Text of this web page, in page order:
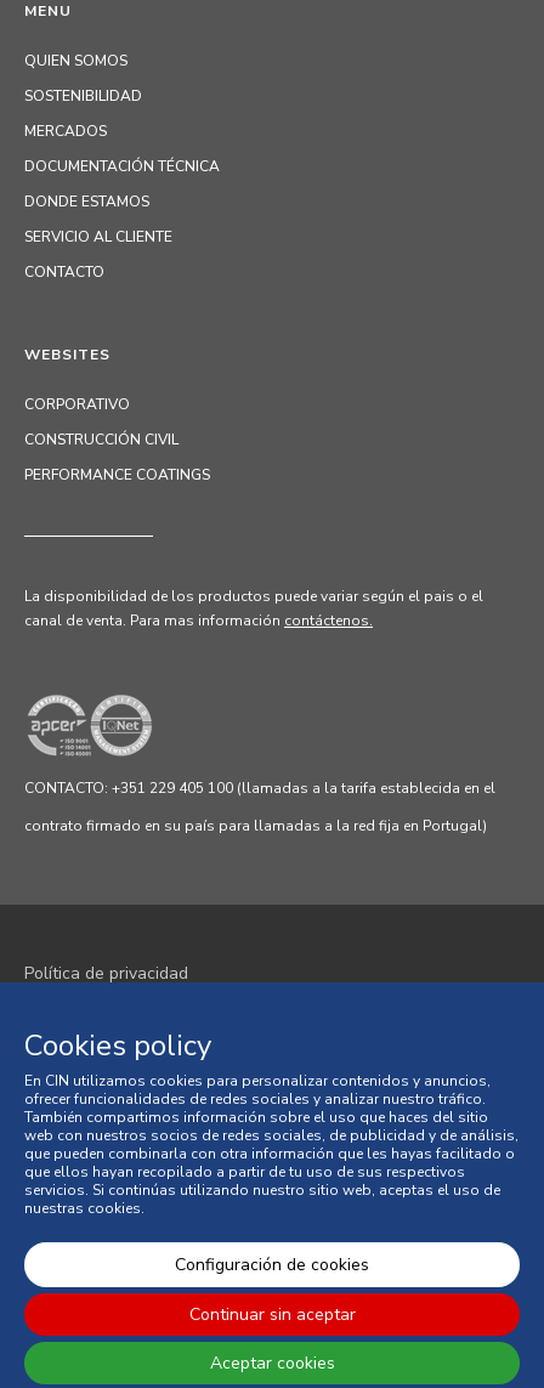
MENU
QUIEN SOMOS
SOSTENIBILIDAD
MERCADOS
DOCUMENTACIÓN TÉCNICA
DONDE ESTAMOS
SERVICIO AL CLIENTE
CONTACTO
WEBSITES
CORPORATIVO
CONSTRUCCIÓN CIVIL
PERFORMANCE COATINGS
La disponibilidad de los productos puede variar según el pais o el
canal de venta. Para mas información contáctenos.
CONTACTO: +351 229 405 100 (llamadas a la tarifa establecida en el
contrato firmado en su país para llamadas a la red fija en Portugal)
Política de privacidad
Términos y condiciones
Condiciones generales de venta
Litigios en materia de consumo
Libro de Reclamaciones en Línea
© 2026 CIN, S.A.
Cookies policy
En CIN utilizamos cookies para personalizar contenidos y anuncios,
ofrecer funcionalidades de redes sociales y analizar nuestro tráfico.
También compartimos información sobre el uso que haces del sitio
web con nuestros socios de redes sociales, de publicidad y de análisis,
que pueden combinarla con otra información que les hayas facilitado o
que ellos hayan recopilado a partir de tu uso de sus respectivos
servicios. Si continúas utilizando nuestro sitio web, aceptas el uso de
nuestras cookies.
Configuración de cookies
Continuar sin aceptar
Aceptar cookies